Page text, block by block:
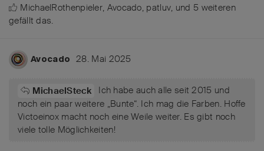
MichaelRothenpieler, Avocado, patluv, und 5 weiteren
gefällt das.
Avocado 28. Mai 2025
MichaelSteck
Ich habe auch alle seit 2015 und
noch ein paar weitere „Bunte“. Ich mag die Farben. Hoffe
Victoeinox macht noch eine Weile weiter. Es gibt noch
viele tolle Möglichkeiten!